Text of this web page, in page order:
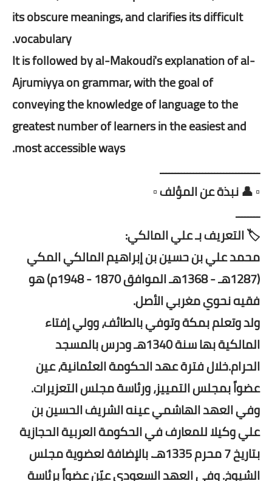
its obscure meanings, and clarifies its difficult
vocabulary.
It is followed by al-Makoudi's explanation of al-
Ajrumiyya on grammar, with the goal of
conveying the knowledge of language to the
greatest number of learners in the easiest and
most accessible ways.
ـــــــــــــــــــــــــــــــــ
▫️ 👤 نبذة عن المؤلف ▫️
ــــــــ
🏷️ التعريف بـ علي المالكي:
محمد علي بن حسين بن إبراهيم المالكي المكي
(1287هـ - 1368هـ الموافق 1870 - 1948م) هو
فقيه نحوي مغربي الأصل.
ولد وتعلم بمكة وتوفي بالطائف، وولي إفتاء
المالكية بها سنة 1340هـ ودرس بالمسجد
الحرام.خلال فترة عهد الحكومة العثمانية، عين
عضواً بمجلس التمييز، ورئاسة مجلس التعزيرات.
وفي العهد الهاشمي عينه الشريف الحسين بن
علي وكيلا للمعارف في الحكومة العربية الحجازية
بتاريخ 7 محرم 1335هـ. بالإضافة لعضوية مجلس
الشيوخ. وفي العهد السعودي عيّن عضواً برئاسة